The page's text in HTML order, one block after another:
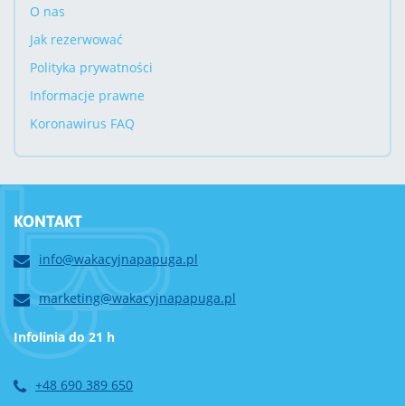
O nas
Jak rezerwować
Polityka prywatności
Informacje prawne
Koronawirus FAQ
KONTAKT
info@wakacyjnapapuga.pl
marketing@wakacyjnapapuga.pl
Infolinia do 21 h
+48 690 389 650